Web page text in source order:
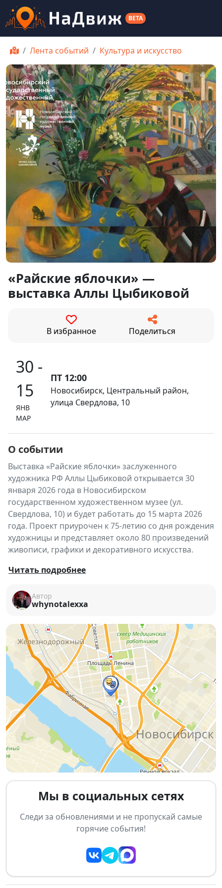
BETA
Лента событий Культура и искусство
«Райские яблочки» —
выставка Аллы Цыбиковой
В избранное Поделиться
30 -
15
ЯНВ
МАР
ПТ 12:00
Новосибирск, Центральный район,
улица Свердлова, 10
О событии
Выставка «Райские яблочки» заслуженного
художника РФ Аллы Цыбиковой открывается 30
января 2026 года в Новосибирском
государственном художественном музее (ул.
Свердлова, 10) и будет работать до 15 марта 2026
года. Проект приурочен к 75-летию со дня рождения
художницы и представляет около 80 произведений
живописи, графики и декоративного искусства.
Новосибирский государственный художественный
творчества
заслуженного художника России, члена Союза
органично соединил приёмы западноевропейской
живописи с этническими мотивами бурятской
культуры, создав особую сказочно-мифологическую
вселенную, наполненную символами, образами
предков и ощущением внутренней гармонии.
В экспозиции представлены живописные и
акварельные работы, аппликации, гобелены и
декоративные объекты. Особое внимание
привлекают миниатюрные деревянные панно —
знаменитые «дощечки», которым художница
придавала особое значение. В этих произведениях
акварель взаимодействует с живой текстурой
дерева, рождая фантастические образы птиц с
женскими лицами, ассоциирующихся с небесными
девами и душами предков.
Дополняют выставку гобелены из конского волоса,
шелковые аппликации, бронзовые скульптуры,
выполненные бурятскими мастерами по эскизам
Цыбиковой. Крупнейшим экспонатом станет
театральный занавес длиной 12 метров из
кукольного театра «Ульгер»— монументальная
Читать подробнее
Автор
whynotalexxa
Мы в социальных сетях
Следи за обновлениями и не пропускай самые
горячие события!